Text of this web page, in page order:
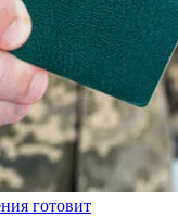
готовит